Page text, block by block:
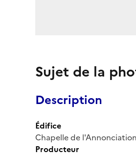
Sujet de la
Description
Édifice
Chapelle de l'Annonciation
Producteur